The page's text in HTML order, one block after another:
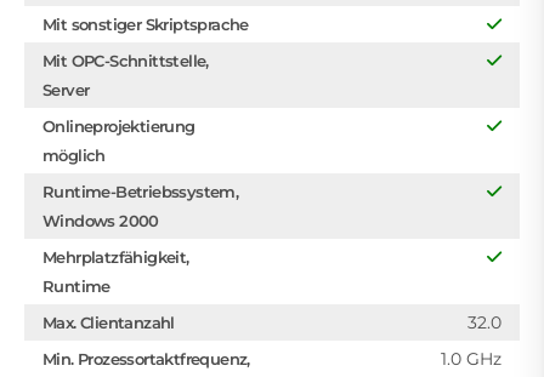
Mit sonstiger Skriptsprache
Mit OPC-Schnittstelle,
Server
Onlineprojektierung
möglich
Runtime-Betriebssystem,
Windows 2000
Mehrplatzfähigkeit,
Runtime
Max. Clientanzahl
32.0
Min. Prozessortaktfrequenz,
1.0 GHz